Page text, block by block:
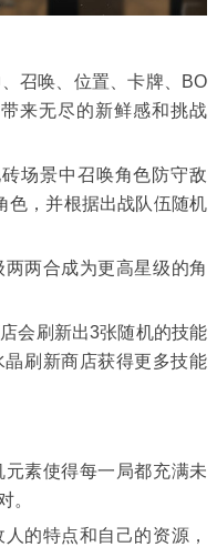
召唤、位置、卡牌、BO
来无尽的新鲜感和挑战
场景中召唤角色防守敌
色，并根据出战队伍随机
两合成为更高星级的角
会刷新出3张随机的技能
刷新商店获得更多技能
素使得每一局都充满未
。
的特点和自己的资源，